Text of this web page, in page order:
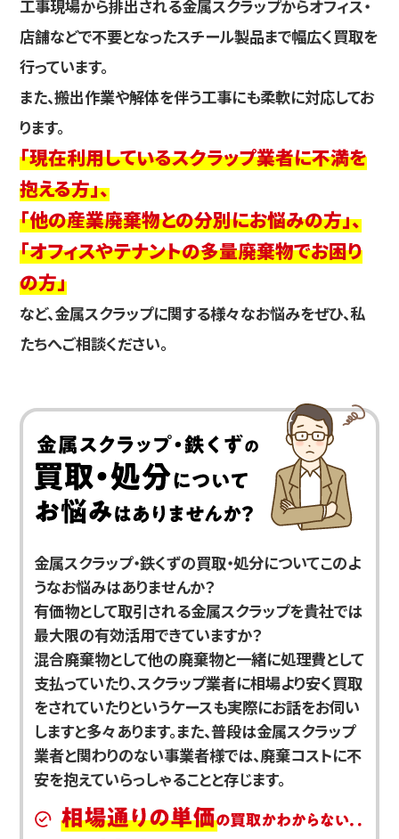
工事現場から排出される金属スクラップからオフィス・
店舗などで不要となったスチール製品まで幅広く買取を
行っています。
また、搬出作業や解体を伴う工事にも柔軟に対応してお
ります。
「現在利用しているスクラップ業者に不満を
抱える方」、
「他の産業廃棄物との分別にお悩みの方」、
「オフィスやテナントの多量廃棄物でお困り
の方」
など、金属スクラップに関する様々なお悩みをぜひ、私
たちへご相談ください。
金属スクラップ・鉄くずの買取・処分についてこのよ
うなお悩みはありませんか？
有価物として取引される金属スクラップを貴社では
最大限の有効活用できていますか？
混合廃棄物として他の廃棄物と一緒に処理費として
支払っていたり、スクラップ業者に相場より安く買取
をされていたりというケースも実際にお話をお伺い
しますと多々あります。また、普段は金属スクラップ
業者と関わりのない事業者様では、廃棄コストに不
安を抱えていらっしゃることと存じます。